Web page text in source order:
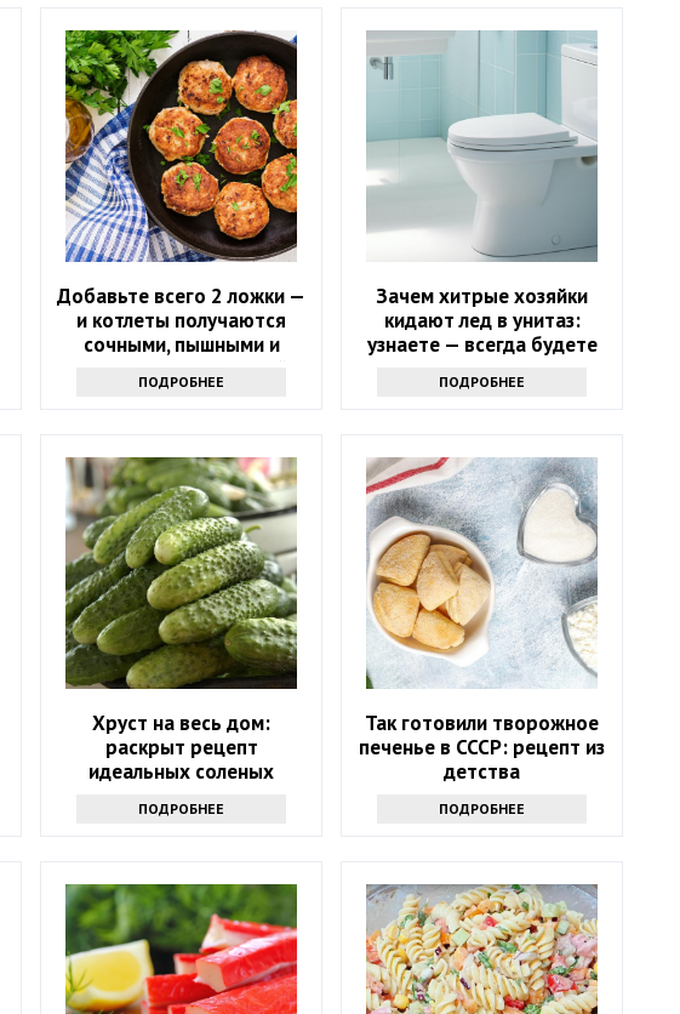
Добавьте всего 2 ложки —
и котлеты получаются
сочными, пышными и
вкусными: кулинарный
секрет
ПОДРОБНЕЕ
Зачем хитрые хозяйки
кидают лед в унитаз:
узнаете — всегда будете
ПОДРОБНЕЕ
Хруст на весь дом:
раскрыт рецепт
идеальных соленых
ПОДРОБНЕЕ
Так готовили творожное
печенье в СССР: рецепт из
детства
ПОДРОБНЕЕ